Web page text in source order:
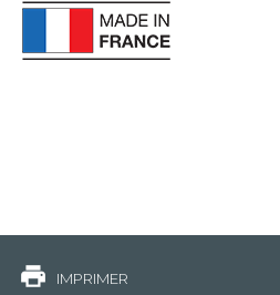
IMPRIMER